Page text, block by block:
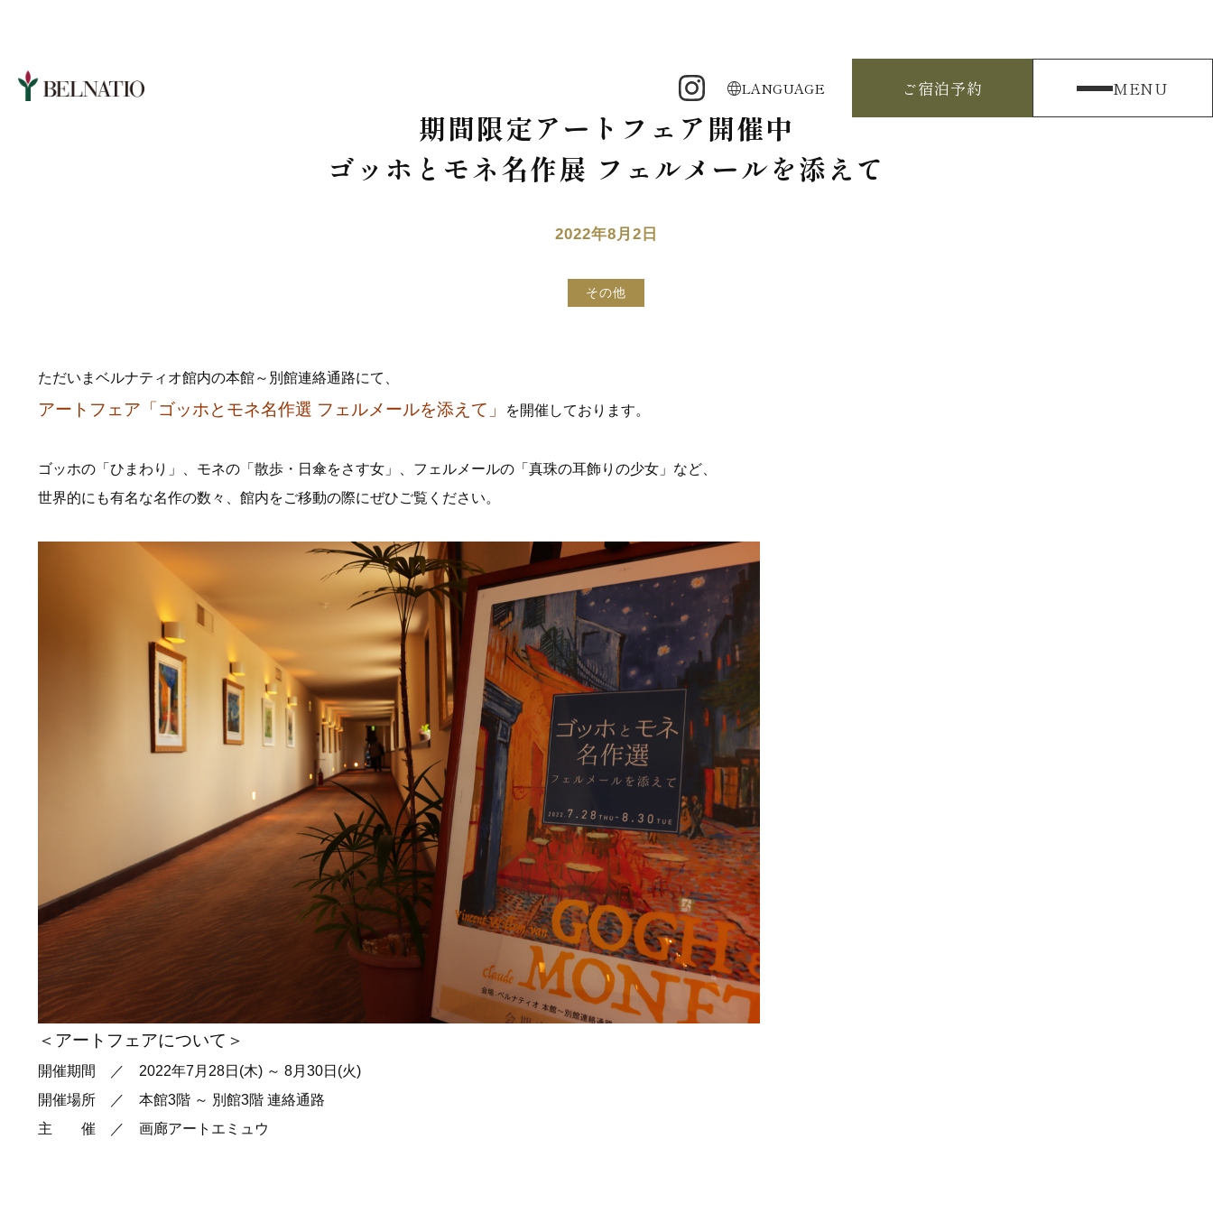
LANGUAGE ご宿泊予約 MENU
期間限定アートフェア開催中
ゴッホとモネ名作展 フェルメールを添えて
2022年8月2日
その他
ただいまベルナティオ館内の本館～別館連絡通路にて、
アートフェア「ゴッホとモネ名作選 フェルメールを添えて」 を開催しております。
ゴッホの「ひまわり」、モネの「散歩・日傘をさす女」、フェルメールの「真珠の耳飾りの少女」など、
世界的にも有名な名作の数々、館内をご移動の際にぜひご覧ください。
＜アートフェアについて＞
開催期間 ／ 2022年7月28日(木) ～ 8月30日(火)
開催場所 ／ 本館3階 ～ 別館3階 連絡通路
主 催 ／ 画廊アートエミュウ